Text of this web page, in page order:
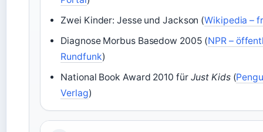
Zwei Kinder: Jesse und Jackson (Wikipedia –
Diagnose Morbus Basedow 2005 (NPR –
Rundfunk)
National Book Award 2010 für Just Kids(
Verlag)